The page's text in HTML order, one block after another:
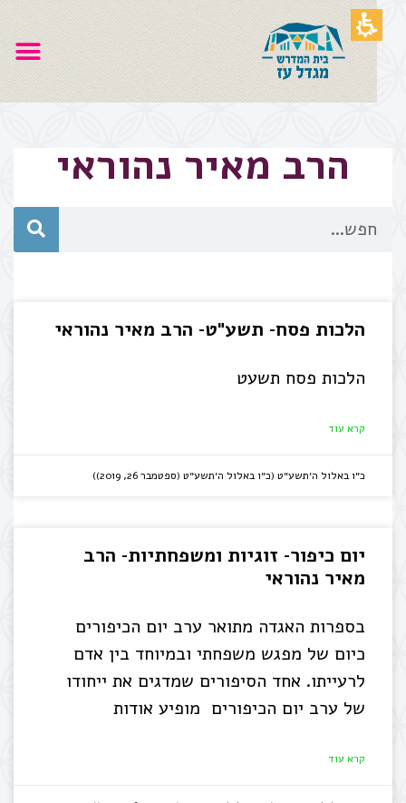
הרב מאיר נהוראי
הלכות פסח- תשע"ט- הרב מאיר נהוראי
הלכות פסח תשעט
קרא עוד
כ״ו באלול ה׳תשע״ט (כ״ו באלול ה׳תשע״ט (ספטמבר 26, 2019))
יום כיפור- זוגיות ומשפחתיות- הרב
מאיר נהוראי
בספרות האגדה מתואר ערב יום הכיפורים
כיום של מפגש משפחתי ובמיוחד בין אדם
לרעייתו. אחד הסיפורים שמדגים את ייחודו
של ערב יום הכיפורים מופיע אודות
קרא עוד